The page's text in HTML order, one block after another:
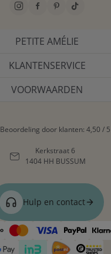
PETITE AMÉLIE
KLANTENSERVICE
VOORWAARDEN
Beoordeling door klanten: 4,50 / 5
Kerkstraat 6
1404 HH BUSSUM
Hulp en contact